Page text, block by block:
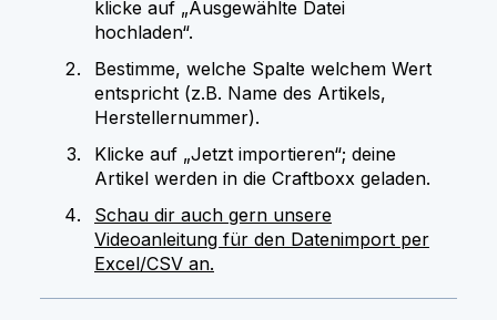
klicke auf „Ausgewählte Datei
hochladen“.
Bestimme, welche Spalte welchem Wert
entspricht (z.B. Name des Artikels,
Herstellernummer).
Klicke auf „Jetzt importieren“; deine
Artikel werden in die Craftboxx geladen.
Schau dir auch gern unsere
Videoanleitung für den Datenimport per
Excel/CSV an.